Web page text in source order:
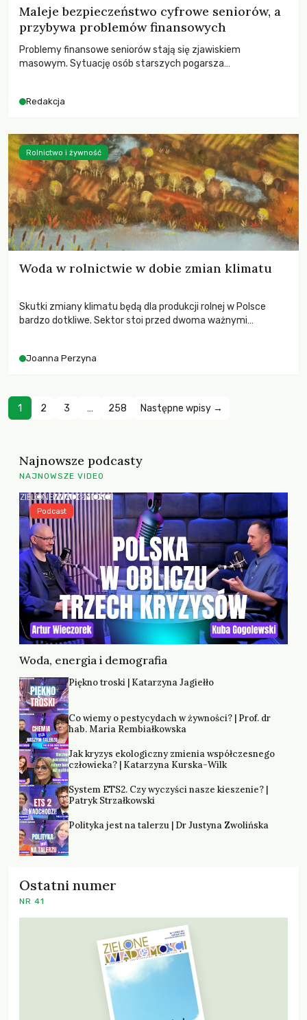
Maleje bezpieczeństwo cyfrowe seniorów, a
przybywa problemów finansowych
Problemy finansowe seniorów stają się zjawiskiem
masowym. Sytuację osób starszych pogarsza
Redakcja
Woda w rolnictwie w dobie zmian klimatu
Skutki zmiany klimatu będą dla produkcji rolnej w Polsce
bardzo dotkliwe. Sektor stoi przed dwoma ważnymi
zachodzących zmian klimatycznych. Wymagać to będzie
Joanna Perzyna
Rolnictwo i żywność
1 2 3 … 258 Następne wpisy →
Najnowsze podcasty
NAJNOWSZE VIDEO
Woda, energia i demografia
Podcast
Piękno troski | Katarzyna Jagiełło
Co wiemy o pestycydach w żywności? | Prof. dr
hab. Maria Rembiałkowska
Jak kryzys ekologiczny zmienia współczesnego
człowieka? | Katarzyna Kurska-Wilk
System ETS2. Czy wyczyści nasze kieszenie? |
Patryk Strzałkowski
Polityka jest na talerzu | Dr Justyna Zwolińska
Ostatni numer
NR 41